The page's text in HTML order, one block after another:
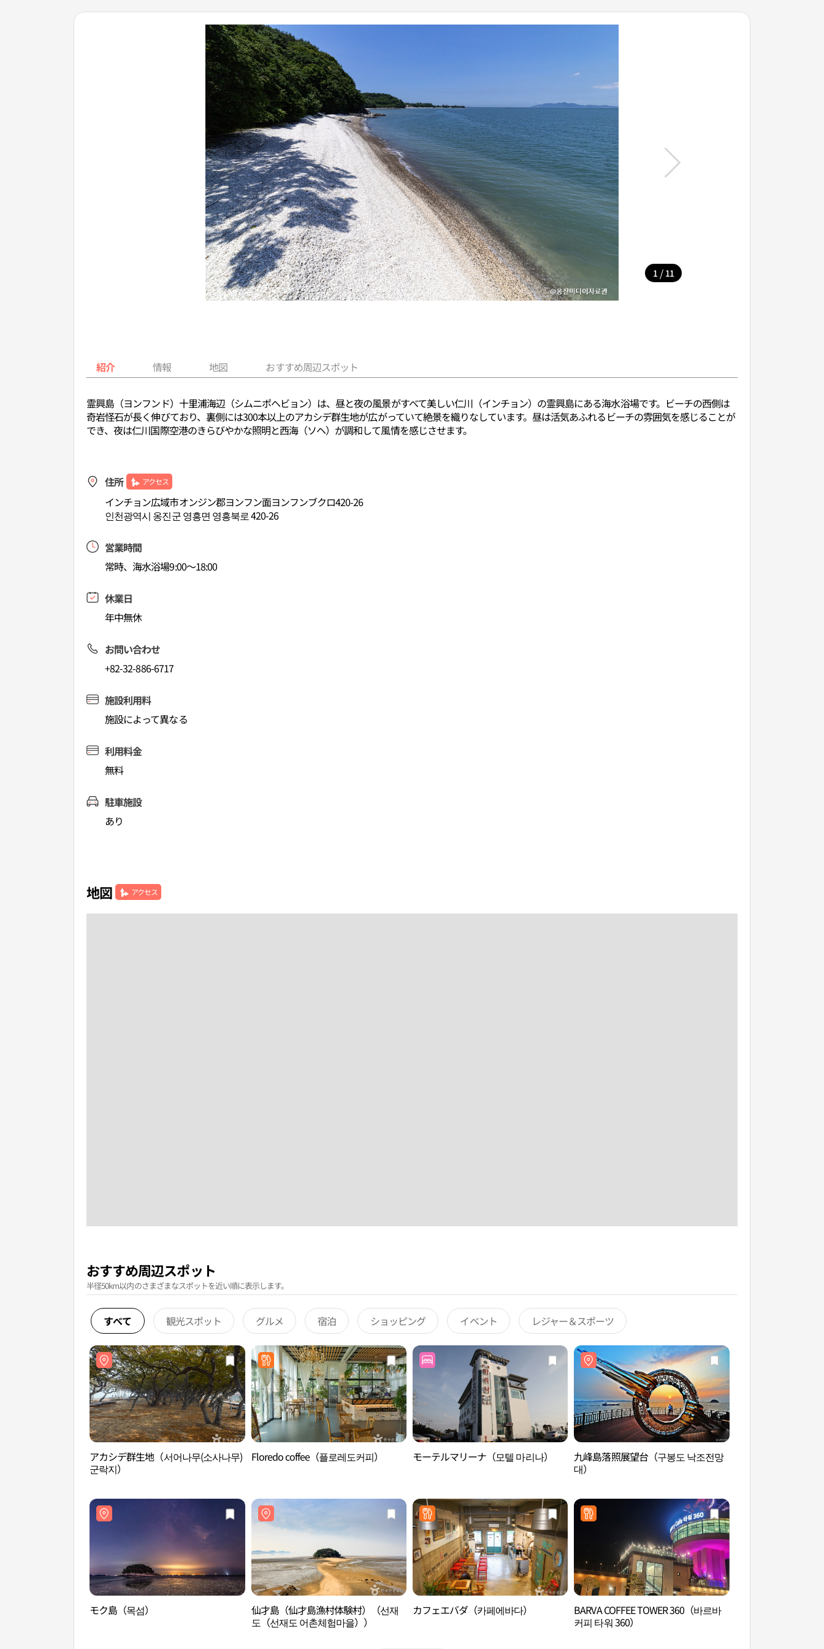
1 / 11
紹介 情報 地図 おすすめ周辺スポット
霊興島（ヨンフンド）十里浦海辺（シムニポヘビョン）は、昼と夜の風景がすべて美しい仁川（インチョン）の霊興島にある海水浴場です。ビーチの西側は
奇岩怪石が長く伸びており、裏側には300本以上のアカシデ群生地が広がっていて絶景を織りなしています。昼は活気あふれるビーチの雰囲気を感じることが
でき、夜は仁川国際空港のきらびやかな照明と西海（ソヘ）が調和して風情を感じさせます。
住所 アクセス
インチョン広域市オンジン郡ヨンフン面ヨンフンブクロ420-26
인천광역시 옹진군 영흥면 영흥북로 420-26
営業時間
常時、海水浴場9:00～18:00
休業日
年中無休
お問い合わせ
+82-32-886-6717
施設利用料
施設によって異なる
利用料金
無料
駐車施設
あり
地図 アクセス
おすすめ周辺スポット
半径50km以内のさまざまなスポットを近い順に表示します。
すべて 観光スポット グルメ 宿泊 ショッピング イベント レジャー＆スポーツ
アカシデ群生地（서어나무(소사나무)
군락지）
Floredo coffee（플로레도커피） モーテルマリーナ（모텔 마리나）
九峰島落照展望台（구봉도 낙조전망
대）
モク島（목섬）
仙才島（仙才島漁村体験村）（선재
도（선재도 어촌체험마을））
カフェエバダ（카페에바다）
BARVA COFFEE TOWER 360（바르바
커피 타워 360）